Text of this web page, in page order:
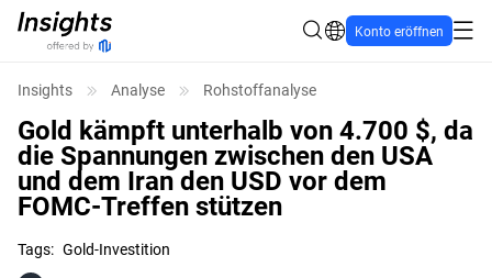
Konto eröffnen
Insights Analyse Rohstoffanalyse
Gold kämpft unterhalb von 4.700 $, da
die Spannungen zwischen den USA
und dem Iran den USD vor dem
FOMC-Treffen stützen
Tags: Gold-Investition